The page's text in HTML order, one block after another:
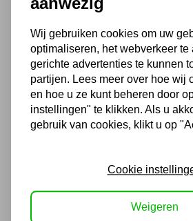
Momentsleutel
114,66
94,76 excl. BTW
Wij gebruiken cookies om uw
optimaliseren, het webverkeer te
gerichte advertenties te kunnen
partijen. Lees meer over hoe wij
en hoe u ze kunt beheren door
instellingen" te klikken. Als u
gebruik van cookies, klikt u op
Cookie
Weigeren